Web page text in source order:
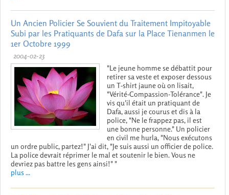
Un Ancien Policier Se Souvient du Traitement Impitoyable
Subi par les Pratiquants de Dafa sur la Place Tienanmen le
1er Octobre 1999
2004-02-23
"Le jeune homme se débattit pour
retirer sa veste et exposer dessous
un T-shirt jaune où on lisait,
"Vérité-Compassion-Tolérance". Je
vis qu'il était un pratiquant de
Dafa, aussi je courus et dis à la
police, "Ne le frappez pas, il est
une bonne personne." Un policier
en civil me hurla, "Nous exécutons
un ordre public, partez!" J'ai dit, "Je suis aussi un officier de police.
La police devrait réprimer le mal et soutenir le bien. Vous ne
devriez pas battre les gens ainsi!" "
plus ...